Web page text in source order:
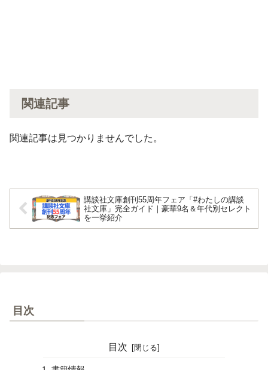
関連記事
関連記事は見つかりませんでした。
講談社文庫創刊55周年フェア「#わたしの講談
社文庫」完全ガイド｜豪華9名＆年代別セレクト
を一挙紹介
目次
目次